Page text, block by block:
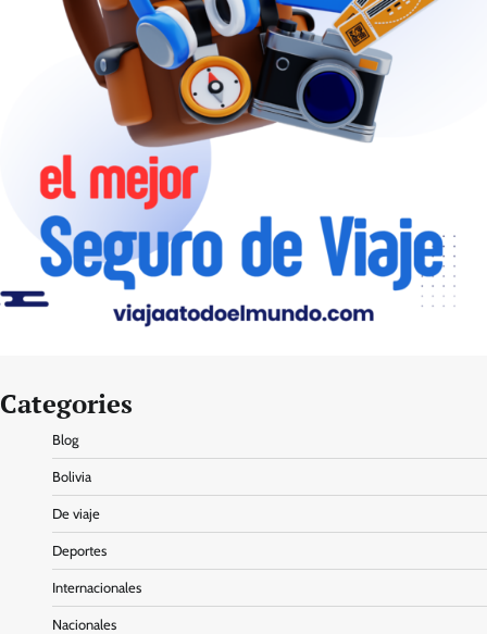
Categories
Blog
Bolivia
De viaje
Deportes
Internacionales
Nacionales